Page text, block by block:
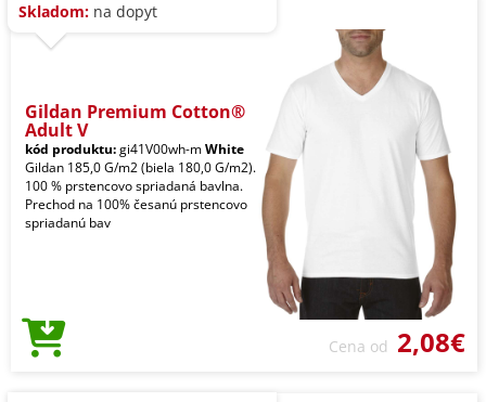
Skladom: na dopyt
Gildan Premium Cotton®
Adult V
kód produktu:gi41V00wh-mWhite
Gildan 185,0 G/m2 (biela 180,0 G/m2).
100 % prstencovo spriadaná bavlna.
Prechod na 100% česanú prstencovo
spriadanú bav
Cena od 2,08€